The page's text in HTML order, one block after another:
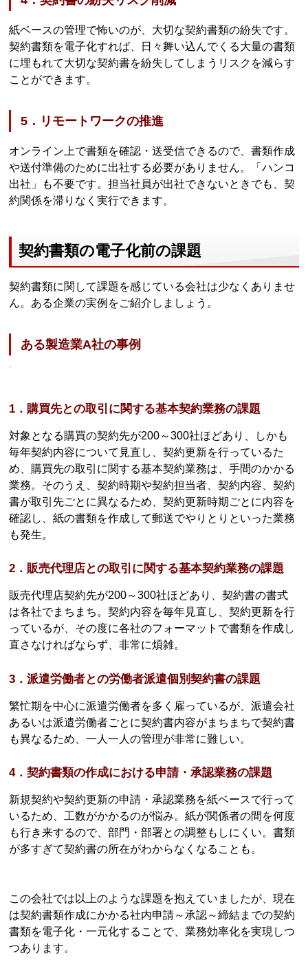
紙ベースの管理で怖いのが、大切な契約書類の紛失です。
契約書類を電子化すれば、日々舞い込んでくる大量の書類
に埋もれて大切な契約書を紛失してしまうリスクを減らす
ことができます。
5．リモートワークの推進
オンライン上で書類を確認・送受信できるので、書類作成
や送付準備のために出社する必要がありません。「ハンコ
出社」も不要です。担当社員が出社できないときでも、契
約関係を滞りなく実行できます。
契約書類の電子化前の課題
契約書類に関して課題を感じている会社は少なくありませ
ん。ある企業の実例をご紹介しましょう。
ある製造業A社の事例
1．購買先との取引に関する基本契約業務の課題
対象となる購買の契約先が200～300社ほどあり、しかも
毎年契約内容について見直し、契約更新を行っているた
め、購買先の取引に関する基本契約業務は、手間のかかる
業務。そのうえ、契約時期や契約担当者、契約内容、契約
書が取引先ごとに異なるため、契約更新時期ごとに内容を
確認し、紙の書類を作成して郵送でやりとりといった業務
も発生。
2．販売代理店との取引に関する基本契約業務の課題
販売代理店契約先が200～300社ほどあり、契約書の書式
は各社でまちまち。契約内容を毎年見直し、契約更新を行
っているが、その度に各社のフォーマットで書類を作成し
直さなければならず、非常に煩雑。
3．派遣労働者との労働者派遣個別契約書の課題
繁忙期を中心に派遣労働者を多く雇っているが、派遣会社
あるいは派遣労働者ごとに契約書内容がまちまちで契約書
も異なるため、一人一人の管理が非常に難しい。
4．契約書類の作成における申請・承認業務の課題
新規契約や契約更新の申請・承認業務を紙ベースで行って
いるため、工数がかかるのが悩み。紙が関係者の間を何度
も行き来するので、部門・部署との調整もしにくい。書類
が多すぎて契約書の所在がわからなくなることも。
この会社では以上のような課題を抱えていましたが、現在
は契約書類作成にかかる社内申請～承認～締結までの契約
書類を電子化・一元化することで、業務効率化を実現しつ
つあります。